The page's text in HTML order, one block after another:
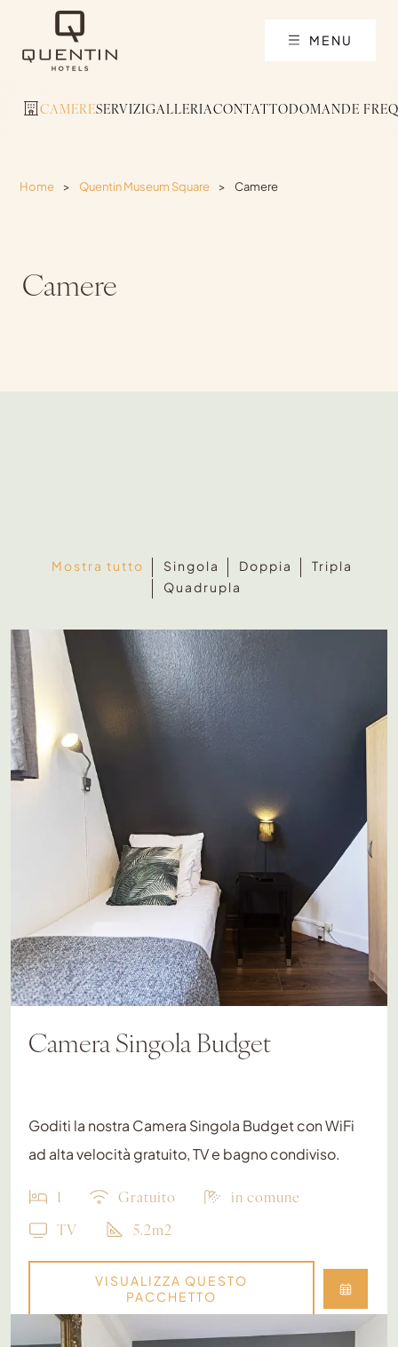
MENU
CAMERESERVIZIGALLERIACONTATTODOMANDE
Home > Quentin Museum Square > Camere
Camere
Mostra tutto Singola Doppia
Tripla
Quadrupla
Camera Singola Budget
Goditi la nostra Camera Singola Budget con WiFi
ad alta velocità gratuito, TV e bagno condiviso.
1 Gratuito
in comune
TV
5.2m2
VISUALIZZA QUESTO
PACCHETTO